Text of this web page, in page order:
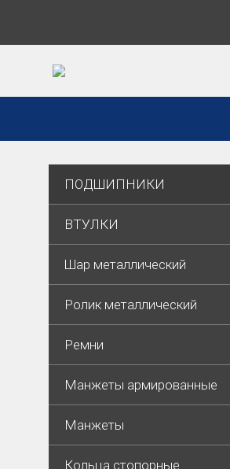
ПОДШИПНИКИ
ВТУЛКИ
Шар металлический
Ролик металлический
Ремни
Манжеты армированные
Манжеты
Кольца стопорные